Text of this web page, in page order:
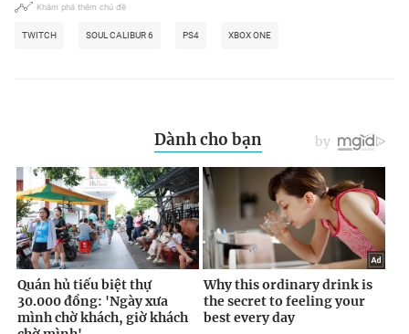
Khám phá thêm chủ đề
TWITCH SOUL CALIBUR 6 PS4 XBOX ONE